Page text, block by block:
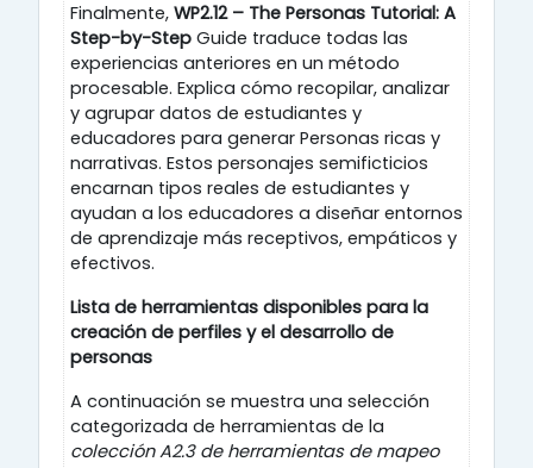
Finalmente, WP2.12 – The Personas Tutorial: A
Step-by-Step Guide traduce todas las
experiencias anteriores en un método
procesable. Explica cómo recopilar, analizar
y agrupar datos de estudiantes y
educadores para generar Personas ricas y
narrativas. Estos personajes semificticios
encarnan tipos reales de estudiantes y
ayudan a los educadores a diseñar entornos
de aprendizaje más receptivos, empáticos y
efectivos.
Lista de herramientas disponibles para la
creación de perfiles y el desarrollo de
personas
A continuación se muestra una selección
categorizada de herramientas de la
colección A2.3 de herramientas de mapeo